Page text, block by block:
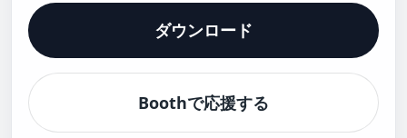
ダウンロード
Boothで応援する